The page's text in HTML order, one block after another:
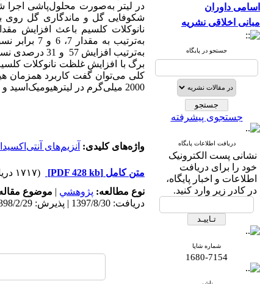
اسامی داوران
مبانی اخلاقی نشریه
جستجو در پایگاه
جستجوی پیشرفته
دریافت اطلاعات پایگاه
نشانی پست الکترونیک
خود را برای دریافت
اطلاعات و اخبار پایگاه،
در کادر زیر وارد کنید.
شماره شاپا
1680-7154
در لیتر به‌صورت محلول‌پاشی
شکوفایی گل و ماندگاری گل روی
نانوکلات کلسیم باعث افزایش
به‌ترتیب
برگ با افزایش غلظت نانوکلات
کلی می‌توان گفت کاربرد همزمان
2000 میلی‌گرم در لیترهیومیک‌اسید و 2 گرم در لیتر نانوکلات کلسیم موثرتر بودند.
واژه‌های کلیدی: آنزیم‌های
متن کامل [PDF 428 kb]
(۱۷۱۷ دریافت)
نوع مطالعه: پژوهشي | موضوع
دریافت: 1397/8/30 | پذیرش: 1398/2/29 | انتشار: 1398/7/22